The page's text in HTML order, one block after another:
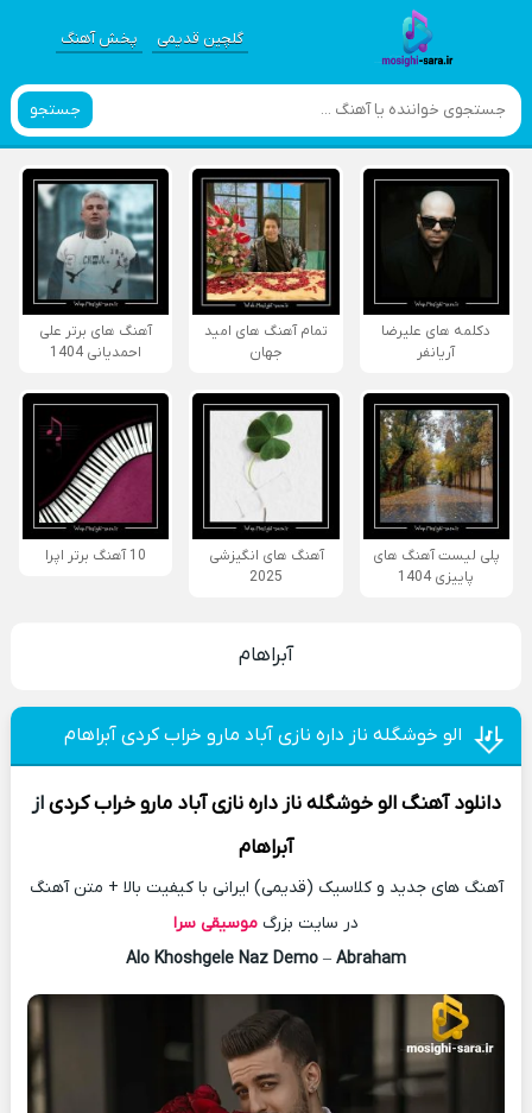
گلچین قدیمی پخش آهنگ
جستجو
دکلمه های علیرضا
آریانفر
تمام آهنگ های امید
جهان
آهنگ های برتر علی
احمدیانی 1404
پلی لیست آهنگ های
پاییزی 1404
آهنگ های انگیزشی
2025
10 آهنگ برتر اپرا
آبراهام
الو خوشگله ناز داره نازی آباد مارو خراب کردی آبراهام
دانلود آهنگ الو خوشگله ناز داره نازی آباد مارو خراب کردی از
آبراهام
آهنگ های جدید و کلاسیک (قدیمی) ایرانی با کیفیت بالا + متن آهنگ
در سایت بزرگ موسیقی سرا
Alo Khoshgele Naz Demo – Abraham